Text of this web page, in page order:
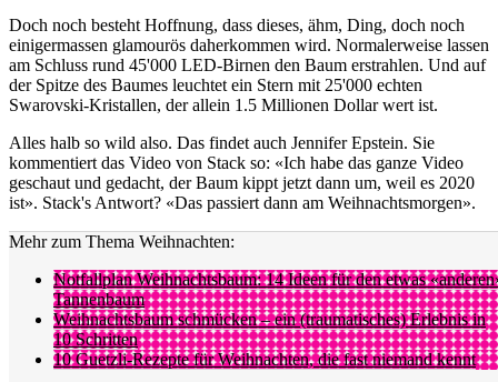
Doch noch besteht Hoffnung, dass dieses, ähm, Ding, doch noch
einigermassen glamourös daherkommen wird. Normalerweise lassen
am Schluss rund 45'000 LED-Birnen den Baum erstrahlen. Und auf
der Spitze des Baumes leuchtet ein Stern mit 25'000 echten
Swarovski-Kristallen, der allein 1.5 Millionen Dollar wert ist.
Alles halb so wild also. Das findet auch Jennifer Epstein. Sie
kommentiert das Video von Stack so: «Ich habe das ganze Video
geschaut und gedacht, der Baum kippt jetzt dann um, weil es 2020
ist». Stack's Antwort? «Das passiert dann am Weihnachtsmorgen».
Mehr zum Thema Weihnachten:
Notfallplan Weihnachtsbaum: 14 Ideen für den etwas
Tannenbaum
Weihnachtsbaum schmücken – ein (traumatisches) Erlebnis in
10 Schritten
10 Guetzli-Rezepte für Weihnachten, die fast niemand kennt